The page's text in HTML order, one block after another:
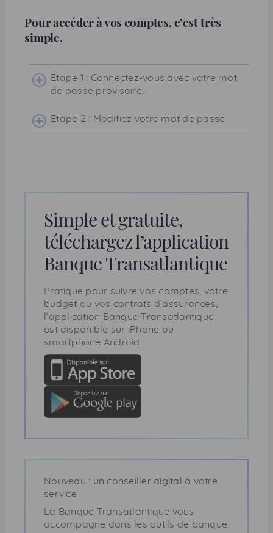
Pour accéder à vos comptes, c’est très
simple.
Etape 1 : Connectez-vous avec votre mot
de passe provisoire.
Etape 2 : Modifiez votre mot de passe.
Simple et gratuite,
téléchargez l’application
Banque Transatlantique
Pratique pour suivre vos comptes, votre
budget ou vos contrats d’assurances,
l’application Banque Transatlantique
est disponible sur iPhone ou
smartphone Android.
Nouveau : un conseiller digital
à votre
service
La Banque Transatlantique vous
accompagne dans les outils de banque